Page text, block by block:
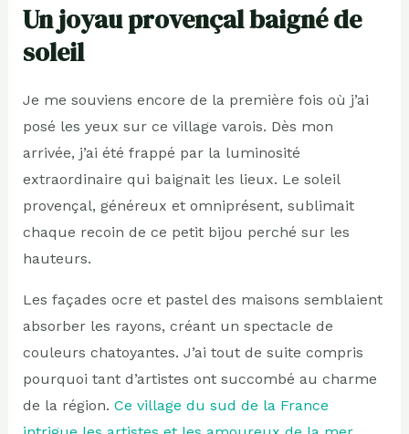
Un joyau provençal baigné de
soleil
Je me souviens encore de la première fois où j’ai
posé les yeux sur ce village varois. Dès mon
arrivée, j’ai été frappé par la luminosité
extraordinaire qui baignait les lieux. Le soleil
provençal, généreux et omniprésent, sublimait
chaque recoin de ce petit bijou perché sur les
hauteurs.
Les façades ocre et pastel des maisons semblaient
absorber les rayons, créant un spectacle de
couleurs chatoyantes. J’ai tout de suite compris
pourquoi tant d’artistes ont succombé au charme
de la région. Ce village du sud de la France